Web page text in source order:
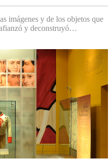
imágenes y de los objetos que
y deconstruyó…